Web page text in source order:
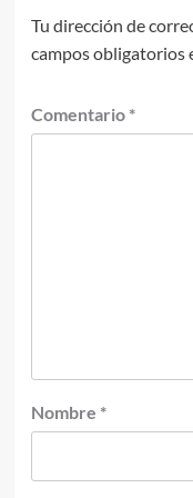
Tu dirección de
campos obligatorios
Comentario *
Nombre *